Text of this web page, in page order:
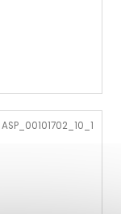
ASP_00101702_10_1